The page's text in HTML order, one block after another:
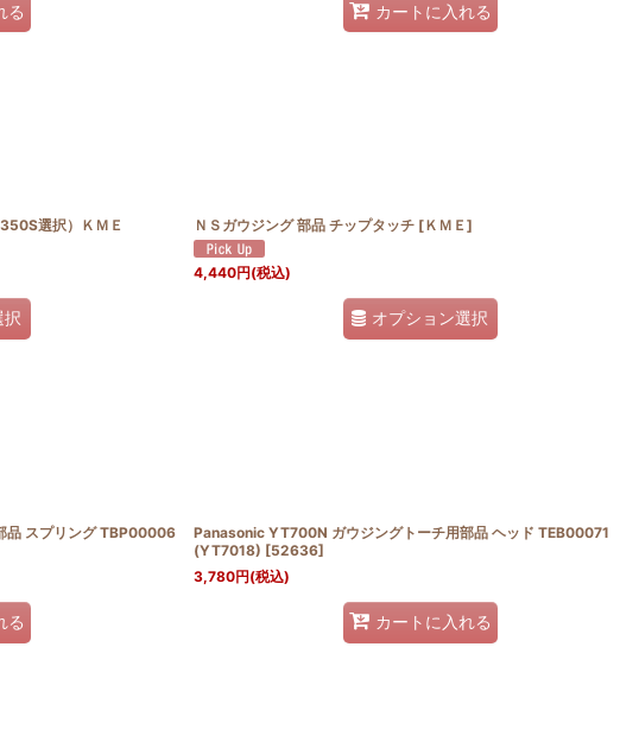
る カートに入れる
選択）ＫＭＥ
択
ＮＳガウジング 部品 チップタッチ [ＫＭＥ]
4,440円(税込)
オプション選択
品 スプリング TBP00006
る
Panasonic YT700N ガウジングトーチ用部品 ヘッド TEB00071
(YT7018) [52636]
3,780円(税込)
カートに入れる